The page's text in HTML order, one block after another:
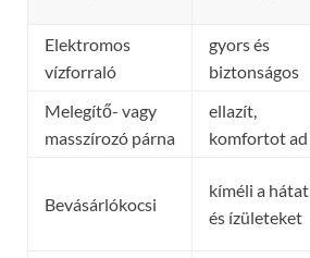
Elektromos
vízforraló
gyors és
biztonságos
Melegítő- vagy
masszírozó párna
ellazít,
komfortot ad
Bevásárlókocsi
kíméli a hátat
és ízületeket